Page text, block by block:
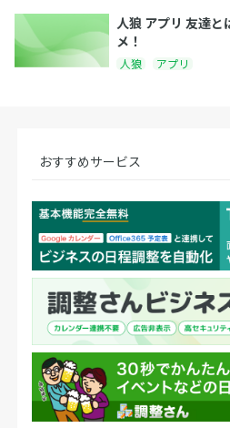
人狼 アプリ 友達と
メ！
人狼 アプリ
おすすめサービス